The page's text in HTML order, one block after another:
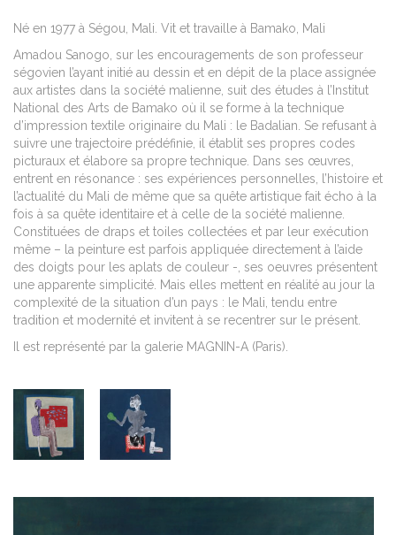
Né en 1977 à Ségou, Mali. Vit et travaille à Bamako, Mali
Amadou Sanogo, sur les encouragements de son professeur
ségovien l’ayant initié au dessin et en dépit de la place assignée
aux artistes dans la société malienne, suit des études à l’Institut
National des Arts de Bamako où il se forme à la technique
d’impression textile originaire du Mali : le Badalian. Se refusant à
suivre une trajectoire prédéfinie, il établit ses propres codes
picturaux et élabore sa propre technique. Dans ses œuvres,
entrent en résonance : ses expériences personnelles, l’histoire et
l’actualité du Mali de même que sa quête artistique fait écho à la
fois à sa quête identitaire et à celle de la société malienne.
Constituées de draps et toiles collectées et par leur exécution
même – la peinture est parfois appliquée directement à l’aide
des doigts pour les aplats de couleur -, ses oeuvres présentent
une apparente simplicité. Mais elles mettent en réalité au jour la
complexité de la situation d’un pays : le Mali, tendu entre
tradition et modernité et invitent à se recentrer sur le présent.
Il est représenté par la galerie MAGNIN-A (Paris).